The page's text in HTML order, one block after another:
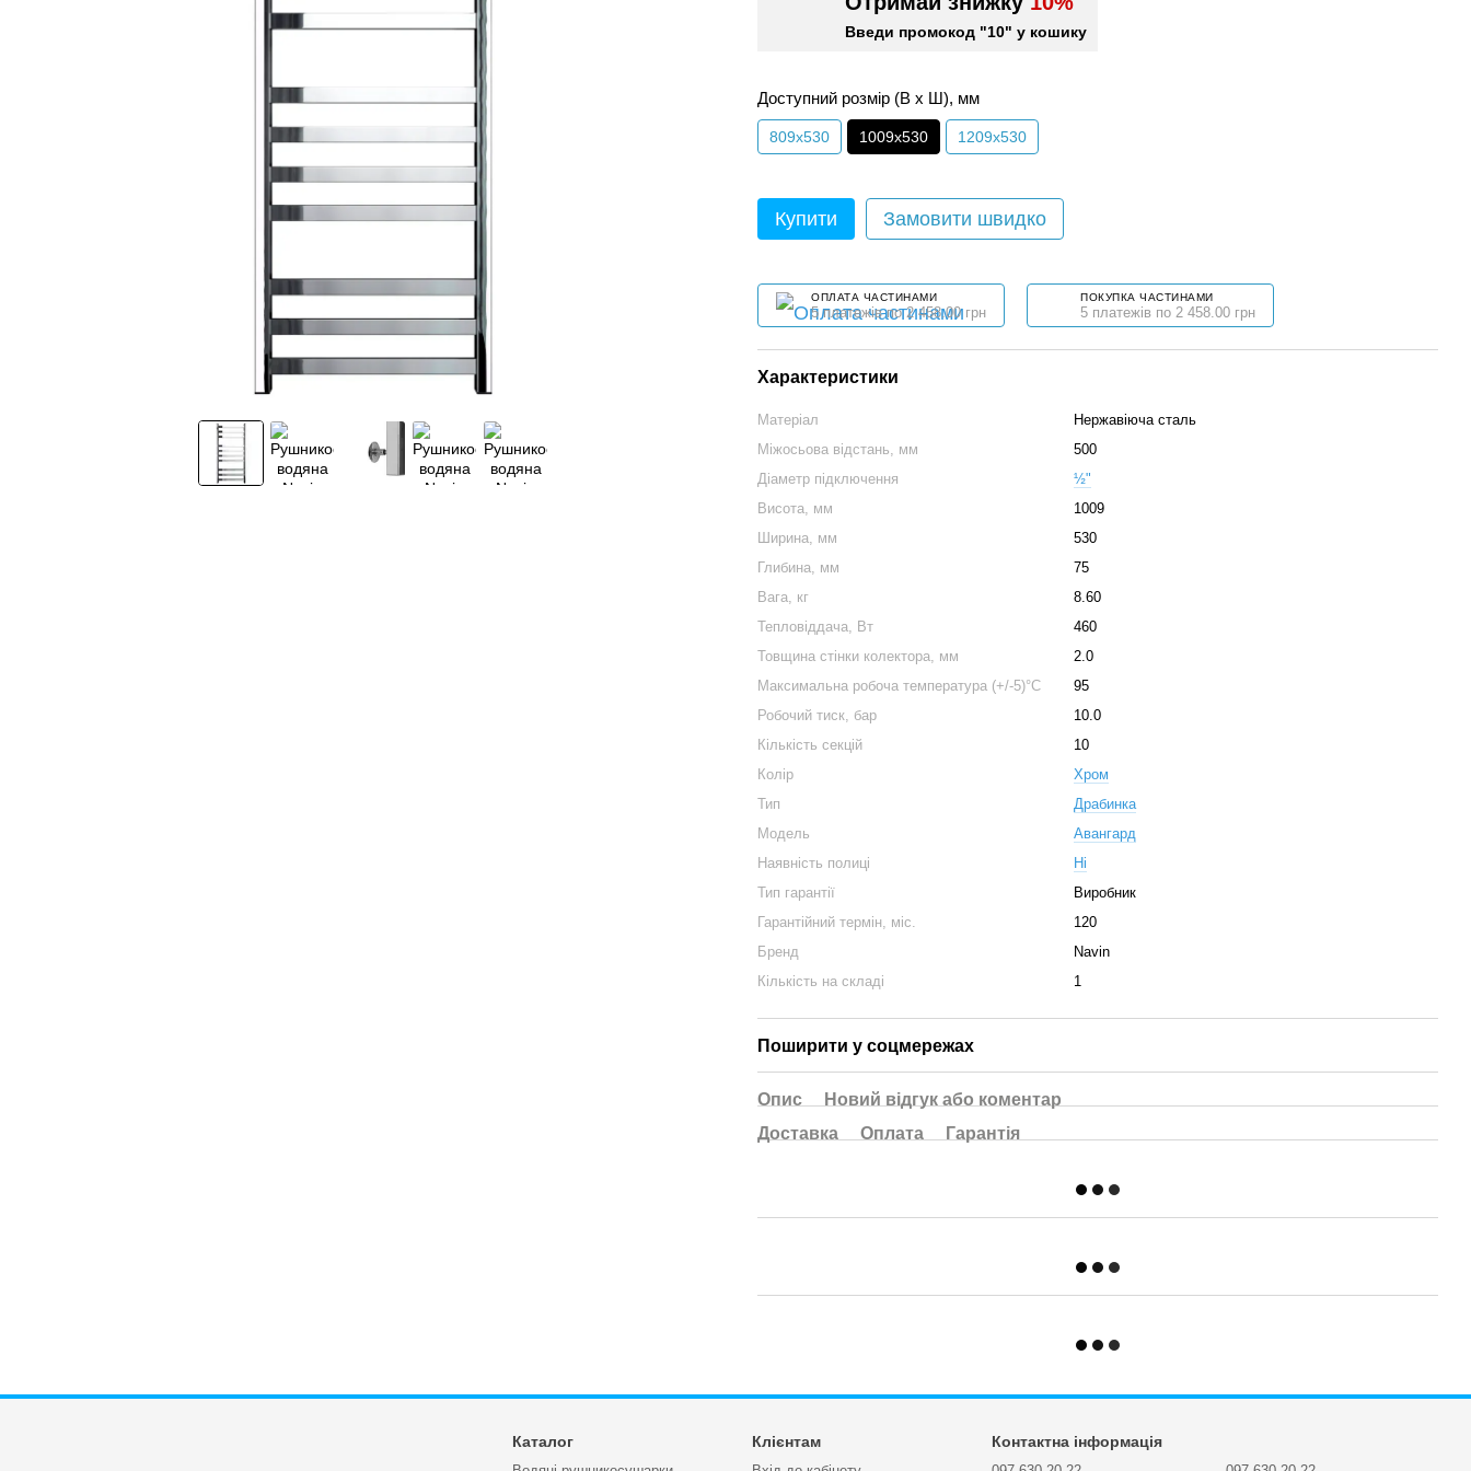
Введи промокод "10" у кошику
Доступний розмір (В x Ш), мм
809x530 1009х530 1209x530
Купити Замовити швидко
ОПЛАТА ЧАСТИНАМИ
5 платежів по 2 458.00 грн
ПОКУПКА ЧАСТИНАМИ
5 платежів по 2 458.00 грн
Характеристики
Матеріал
Нержавіюча сталь
Міжосьова відстань, мм
500
Діаметр підключення
½"
Висота, мм
1009
Ширина, мм
530
Глибина, мм
75
Вага, кг
8.60
Тепловіддача, Вт
460
Товщина стінки колектора, мм
2.0
Максимальна робоча температура (+/-5)°C
95
Робочий тиск, бар
10.0
Кількість секцій
10
Колір
Хром
Тип
Драбинка
Модель
Авангард
Наявність полиці
Ні
Тип гарантії
Виробник
Гарантійний термін, міс.
120
Бренд
Navin
Кількість на складі
1
Поширити у соцмережах
Опис
Новий відгук або коментар
Доставка
Оплата Гарантія
Каталог Клієнтам Контактна інформація